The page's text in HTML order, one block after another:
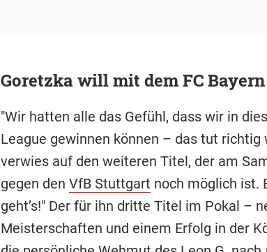
Goretzka will mit dem FC
"Wir hatten alle das Gefühl, dass wir in
League gewinnen können – das tut richtig
verwies auf den weiteren Titel, der am
gegen den VfB Stuttgart noch möglich ist.
geht’s!" Der für ihn dritte Titel im Pokal –
Meisterschaften und einem Erfolg in der